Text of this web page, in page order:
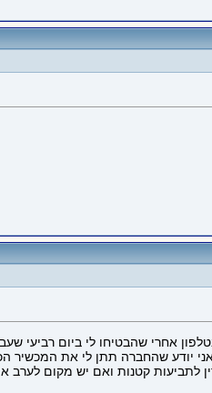
אחרי שהבטיחו לי ביום רביעי
שהחברה תתן לי את המכשיר
לתביעות קטנות ואם יש מקום